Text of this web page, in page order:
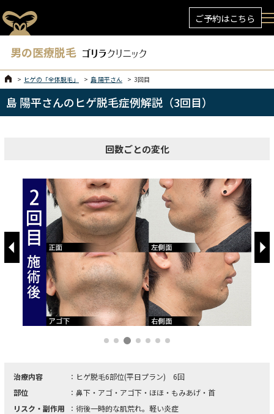
ご予約はこちら
男の医療脱毛
ヒゲの「全体脱毛」 島 陽平さん 3回目
島 陽平さんのヒゲ脱毛症例解説（3回目）
回数ごとの変化
治療内容
：ヒゲ脱毛6部位(平日プラン) 6回
部位
：鼻下・アゴ・アゴ下・ほほ・もみあげ・首
リスク・副作用
：術後一時的な肌荒れ。軽い炎症